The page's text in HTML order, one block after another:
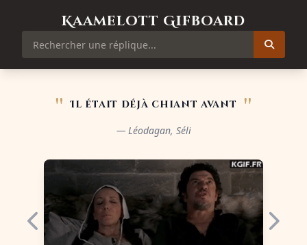
Kaamelott Gifboard
" Il était déjà chiant avant "
— Léodagan, Séli